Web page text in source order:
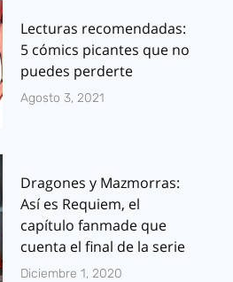
Lecturas recomendadas:
5 cómics picantes que no
puedes perderte
Agosto 3, 2021
Dragones y Mazmorras:
Así es Requiem, el
capítulo fanmade que
cuenta el final de la serie
Diciembre 1, 2020